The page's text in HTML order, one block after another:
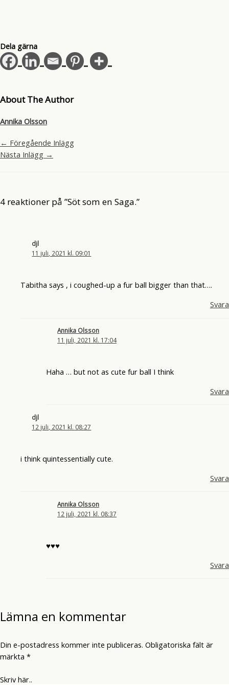
Dela gärna
About The Author
Annika Olsson
← Föregående Inlägg
Nästa Inlägg →
4 reaktioner på ”Söt som en Saga.”
djl
11 juli, 2021 kl. 09:01
Tabitha says , i coughed-up a fur ball bigger than that….
Svara
Annika Olsson
11 juli, 2021 kl. 17:04
Haha … but not as cute fur ball I think
Svara
djl
12 juli, 2021 kl. 08:27
i think quintessentially cute.
Svara
Annika Olsson
12 juli, 2021 kl. 08:37
♥♥♥
Svara
Lämna en kommentar
Din e-postadress kommer inte publiceras. Obligatoriska fält är
märkta *
Skriv här..